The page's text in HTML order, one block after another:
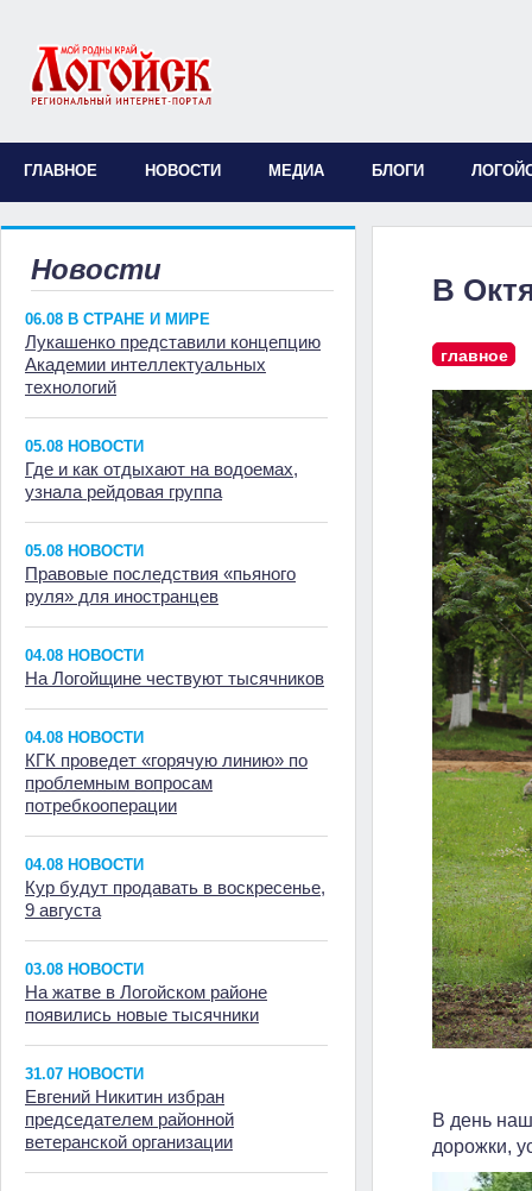
ГЛАВНОЕ НОВОСТИ МЕДИА БЛОГИ
Новости
06.08 В СТРАНЕ И МИРЕ
Лукашенко представили концепцию
Академии интеллектуальных
технологий
05.08 НОВОСТИ
Где и как отдыхают на водоемах,
узнала рейдовая группа
05.08 НОВОСТИ
Правовые последствия «пьяного
руля» для иностранцев
04.08 НОВОСТИ
На Логойщине чествуют тысячников
04.08 НОВОСТИ
КГК проведет «горячую линию» по
проблемным вопросам
потребкооперации
04.08 НОВОСТИ
Кур будут продавать в воскресенье,
9 августа
03.08 НОВОСТИ
На жатве в Логойском районе
появились новые тысячники
31.07 НОВОСТИ
Евгений Никитин избран
председателем районной
ветеранской организации
В
главное
В день
дорожки,